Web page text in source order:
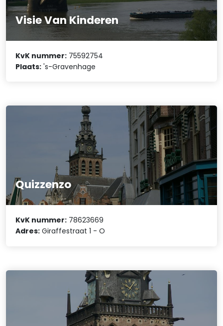
Visie Van Kinderen
KvK nummer: 75592754
Plaats: 's-Gravenhage
Quizzenzo
KvK nummer: 78623669
Adres: Giraffestraat 1 - O